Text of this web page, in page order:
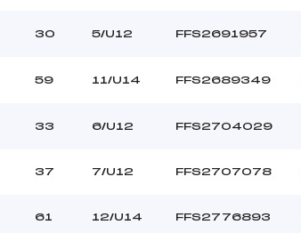
30 5/U12 FFS2691957
59 11/U14 FFS2689349
33 6/U12 FFS2704029
37 7/U12 FFS2707078
61 12/U14 FFS2776893